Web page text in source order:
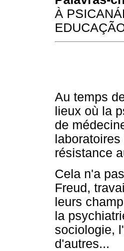
À
Au temps
lieux où la
de
résistance
Cela n'a
Freud,
leurs
la
sociologie,
d'autres...